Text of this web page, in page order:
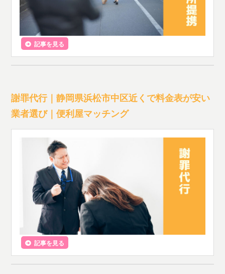
記事を見る
謝罪代行｜静岡県浜松市中区近くで料金表が安い
業者選び｜便利屋マッチング
記事を見る